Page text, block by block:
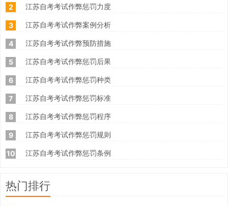
2 江苏自考考试作弊惩罚力度
3 江苏自考考试作弊案例分析
4 江苏自考考试作弊预防措施
5 江苏自考考试作弊惩罚后果
6 江苏自考考试作弊惩罚种类
7 江苏自考考试作弊惩罚标准
8 江苏自考考试作弊惩罚程序
9 江苏自考考试作弊惩罚规则
10 江苏自考考试作弊惩罚条例
热门排行